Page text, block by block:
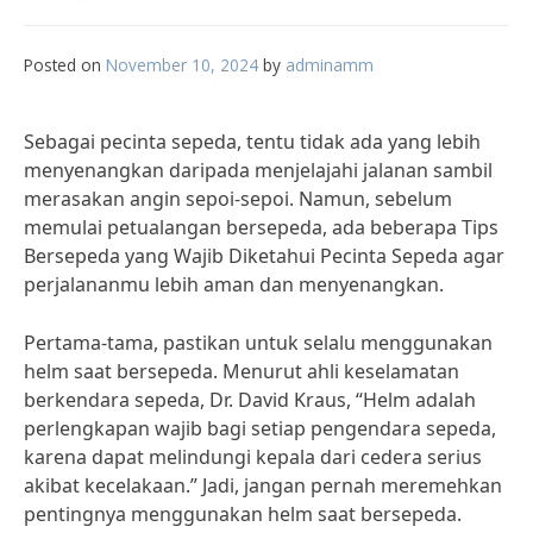
Posted on November 10, 2024 by adminamm
Sebagai pecinta sepeda, tentu tidak ada yang lebih
menyenangkan daripada menjelajahi jalanan sambil
merasakan angin sepoi-sepoi. Namun, sebelum
memulai petualangan bersepeda, ada beberapa Tips
Bersepeda yang Wajib Diketahui Pecinta Sepeda agar
perjalananmu lebih aman dan menyenangkan.
Pertama-tama, pastikan untuk selalu menggunakan
helm saat bersepeda. Menurut ahli keselamatan
berkendara sepeda, Dr. David Kraus, “Helm adalah
perlengkapan wajib bagi setiap pengendara sepeda,
karena dapat melindungi kepala dari cedera serius
akibat kecelakaan.” Jadi, jangan pernah meremehkan
pentingnya menggunakan helm saat bersepeda.